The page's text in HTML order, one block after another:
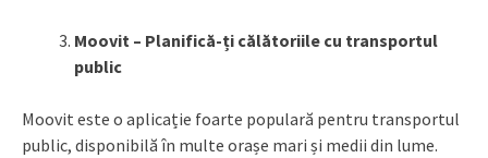
Moovit – Planifică-ți călătoriile cu transportul
public
Moovit este o aplicație foarte populară pentru transportul
public, disponibilă în multe orașe mari și medii din lume.